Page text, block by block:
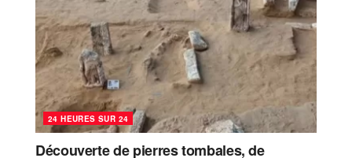
24 HEURES SUR 24
Découverte de pierres tombales, de